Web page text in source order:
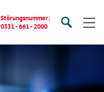
Suche
Störungsnummer:
0331 - 661 - 2000
Suche